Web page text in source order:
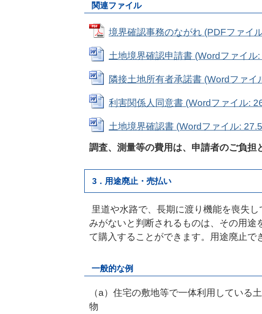
関連ファイル
境界確認事務のながれ (PDFファイ
土地境界確認申請書 (Wordファイル
隣接土地所有者承諾書 (Wordファイ
利害関係人同意書 (Wordファイル:
土地境界確認書 (Wordファイル:
調査、測量等の費用は、申請者のご負担
3．用途廃止・売払い
里道や水路で、長期に渡り機能を喪失
みがないと判断されるものは、その用途
て購入することができます。用途廃止で
一般的な例
（a）住宅の敷地等で一体利用している
物